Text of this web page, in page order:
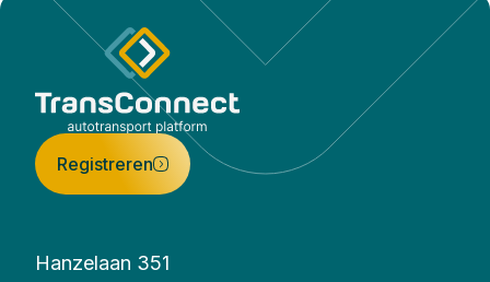
Registreren
Hanzelaan 351